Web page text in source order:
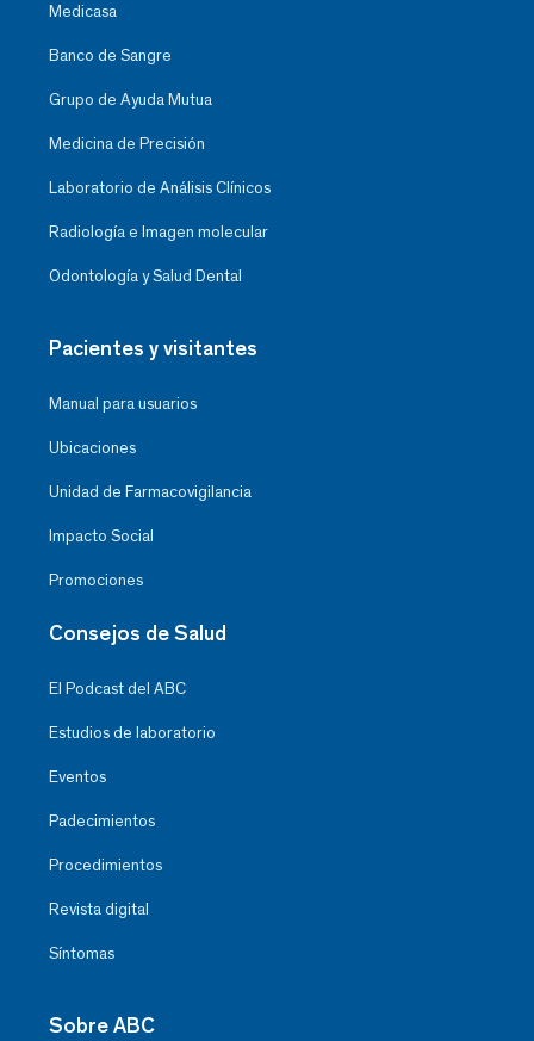
Medicasa
Banco de Sangre
Grupo de Ayuda Mutua
Medicina de Precisión
Laboratorio de Análisis Clínicos
Radiología e Imagen molecular
Odontología y Salud Dental
Pacientes y visitantes
Manual para usuarios
Ubicaciones
Unidad de Farmacovigilancia
Impacto Social
Promociones
Consejos de Salud
El Podcast del ABC
Estudios de laboratorio
Eventos
Padecimientos
Procedimientos
Revista digital
Síntomas
Sobre ABC